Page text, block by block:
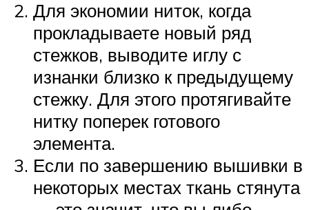
Для экономии ниток, когда
прокладываете новый ряд
стежков, выводите иглу с
изнанки близко к предыдущему
стежку. Для этого протягивайте
нитку поперек готового
элемента.
Если по завершению вышивки в
некоторых местах ткань стянута